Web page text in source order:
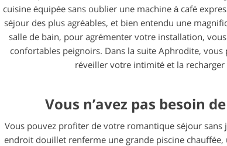
cuisine équipée sans oublier une machine à café
séjour des plus agréables, et bien entendu une
salle de bain, pour agrémenter votre installation,
confortables peignoirs. Dans la suite Aphrodite,
réveiller votre intimité et la
Vous n’avez pas besoin
Vous pouvez profiter de votre romantique séjour sans
endroit douillet renferme une grande piscine chauffée,